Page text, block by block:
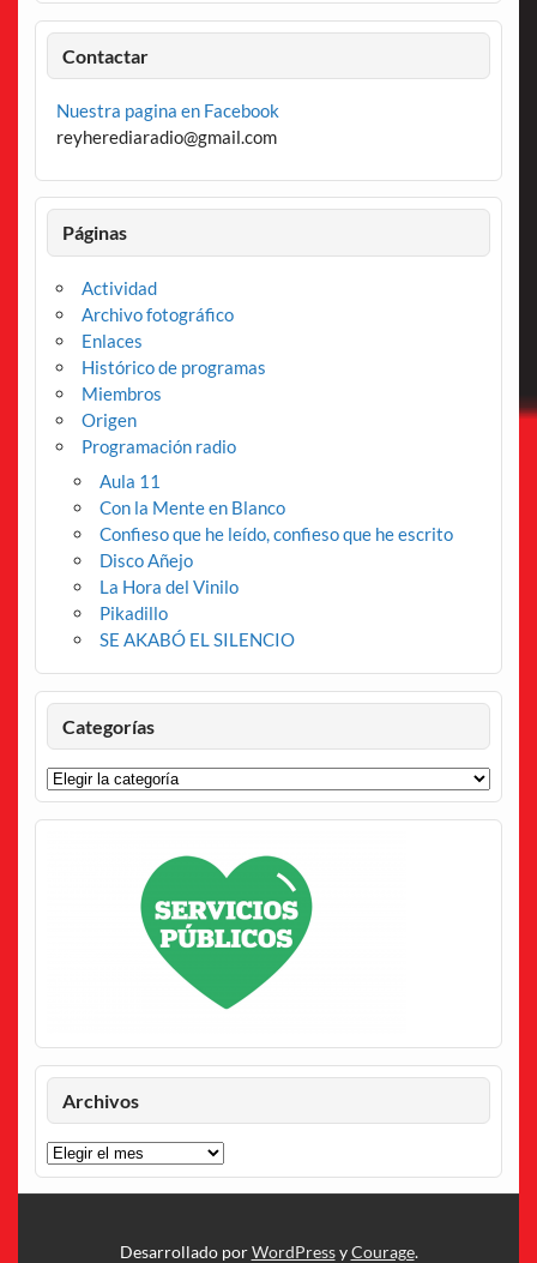
Contactar
Nuestra pagina en Facebook
reyherediaradio@gmail.com
Páginas
Actividad
Archivo fotográfico
Enlaces
Histórico de programas
Miembros
Origen
Programación radio
Aula 11
Con la Mente en Blanco
Confieso que he leído, confieso que he escrito
Disco Añejo
La Hora del Vinilo
Pikadillo
SE AKABÓ EL SILENCIO
Categorías
Categorías
Archivos
Archivos
Desarrollado porWordPressyCourage.